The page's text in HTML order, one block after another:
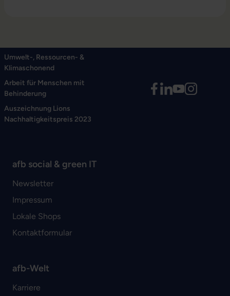
Umwelt-, Ressourcen- &
Klimaschonend
Arbeit für Menschen mit
Behinderung
Auszeichnung Lions
Nachhaltigkeitspreis 2023
afb social & green IT
Newsletter
Impressum
Lokale Shops
Kontaktformular
afb-Welt
Karriere